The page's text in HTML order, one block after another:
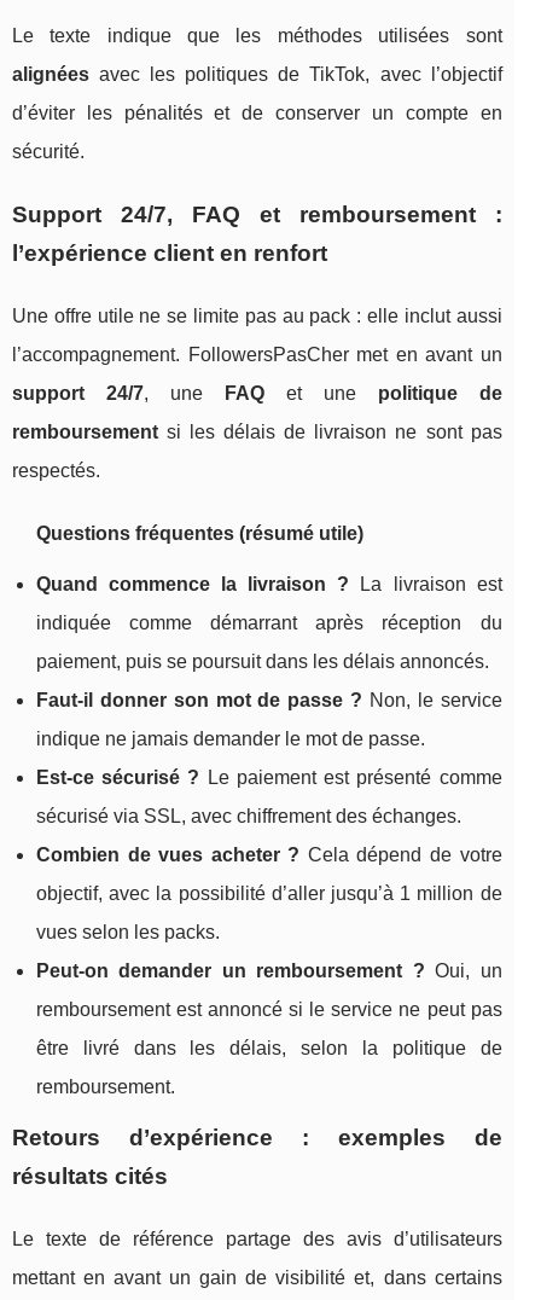
Le texte indique que les méthodes utilisées sont
alignées avec les politiques de TikTok, avec l’objectif
d’éviter les pénalités et de conserver un compte en
sécurité.
Support 24/7, FAQ et remboursement :
l’expérience client en renfort
Une offre utile ne se limite pas au pack : elle inclut aussi
l’accompagnement. FollowersPasCher met en avant un
support 24/7, une FAQet une politique de
remboursement si les délais de livraison ne sont pas
respectés.
Questions fréquentes (résumé utile)
Quand commence la livraison ? La livraison est
indiquée comme démarrant après réception du
paiement, puis se poursuit dans les délais annoncés.
Faut-il donner son mot de passe ? Non, le service
indique ne jamais demander le mot de passe.
Est-ce sécurisé ? Le paiement est présenté comme
sécurisé via SSL, avec chiffrement des échanges.
Combien de vues acheter ? Cela dépend de votre
objectif, avec la possibilité d’aller jusqu’à 1 million de
vues selon les packs.
Peut-on demander un remboursement ? Oui, un
remboursement est annoncé si le service ne peut pas
être livré dans les délais, selon la politique de
remboursement.
Retours d’expérience : exemples de
résultats cités
Le texte de référence partage des avis d’utilisateurs
mettant en avant un gain de visibilité et, dans certains